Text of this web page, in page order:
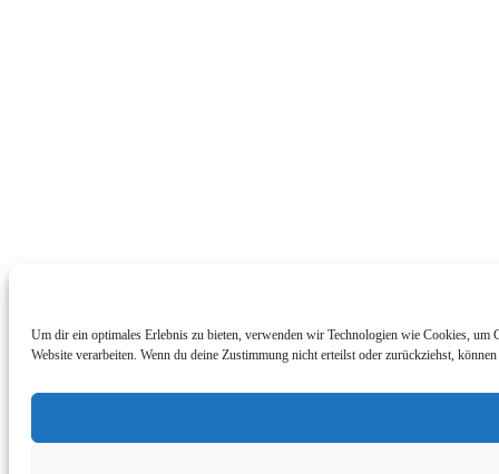
Um dir ein optimales Erlebnis zu bieten, verwenden wir Technologien wie Cookies,
Website verarbeiten. Wenn du deine Zustimmung nicht erteilst oder zurückziehst,